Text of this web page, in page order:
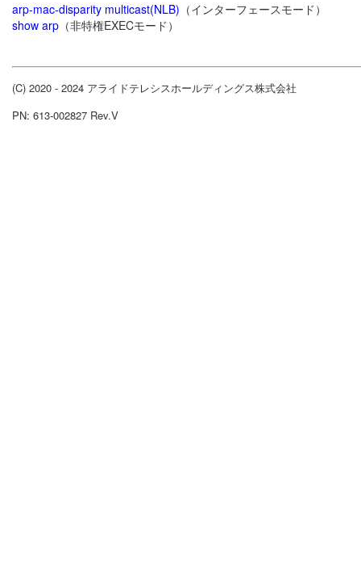
arp-mac-disparity multicast(NLB) （インターフェースモード）
show arp （非特権EXECモード）
(C) 2020 - 2024 アライドテレシスホールディングス株式会社
PN: 613-002827 Rev.V